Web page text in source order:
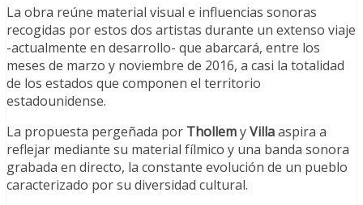
La obra reúne material visual e influencias sonoras
recogidas por estos dos artistas durante un extenso viaje
-actualmente en desarrollo- que abarcará, entre los
meses de marzo y noviembre de 2016, a casi la totalidad
de los estados que componen el territorio
estadounidense.
La propuesta pergeñada por ThollemyVillaaspira a
reflejar mediante su material fílmico y una banda sonora
grabada en directo, la constante evolución de un pueblo
caracterizado por su diversidad cultural.